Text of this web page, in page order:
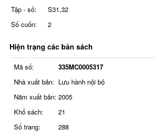
Tập - số:
S31,32
Số cuốn:
2
Hiện trạng các bản sách
Mã số:
335MC0005317
Nhà xuất bản: Lưu hành nội bộ
Năm xuất bản: 2005
Khổ sách:
21
Số trang:
288